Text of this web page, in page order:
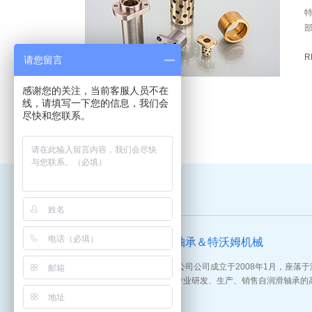
欢迎访问晋信自润轴承＆特沃姆机械
嘉善晋信自润滑轴承有限公司公司成立于2008年1月，座落
道南星路168号，公司是专业研发、生产、销售自润滑轴承的
请您留言
感谢您的关注，当前客服人员不在
线，请填写一下您的信息，我们会
尽快和您联系。